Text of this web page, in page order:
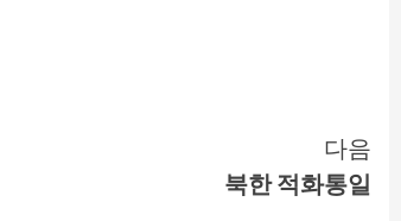
다음
북한 적화통일